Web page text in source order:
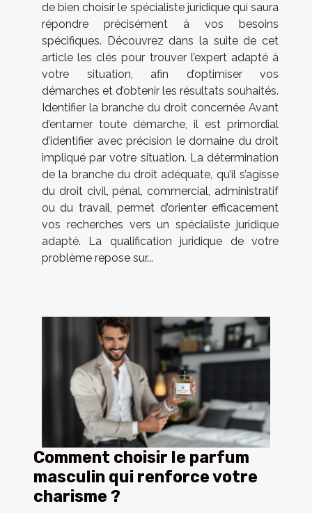
de bien choisir le spécialiste juridique qui saura
répondre précisément à vos besoins
spécifiques. Découvrez dans la suite de cet
article les clés pour trouver l’expert adapté à
votre situation, afin d’optimiser vos
démarches et d’obtenir les résultats souhaités.
Identifier la branche du droit concernée Avant
d’entamer toute démarche, il est primordial
d’identifier avec précision le domaine du droit
impliqué par votre situation. La détermination
de la branche du droit adéquate, qu’il s’agisse
du droit civil, pénal, commercial, administratif
ou du travail, permet d’orienter efficacement
vos recherches vers un spécialiste juridique
adapté. La qualification juridique de votre
problème repose sur...
Comment choisir le parfum
masculin qui renforce votre
charisme ?